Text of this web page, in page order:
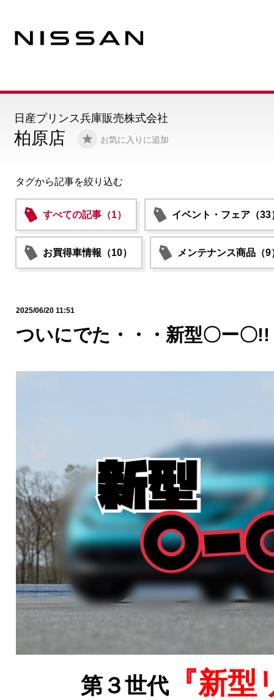
柏原店 お気に入りに追加
日産プリンス兵庫販売株式会社
タグから記事を絞り込む
すべての記事（1） イベント・フェア（33
お買得車情報（10） メンテナンス商品（9
2025/06/20 11:51
ついにでた・・・新型〇ー〇!!
第３世代『新型